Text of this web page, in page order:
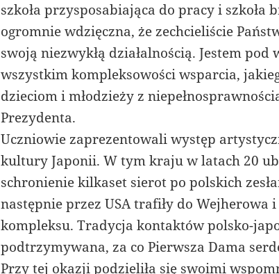
szkoła przysposabiająca do pracy i szkoła
ogromnie wdzięczna, że zechcieliście
swoją niezwykłą działalnością. Jestem
wszystkim kompleksowości wsparcia,
dzieciom i młodzieży z
Prezydenta.
Uczniowie zaprezentowali występ
kultury Japonii. W tym kraju w latach 20
schronienie kilkaset sierot po polskich
następnie przez USA trafiły do Wejherowa
kompleksu. Tradycja kontaktów polsko-
podtrzymywana, za co Pierwsza Dama
Przy tej okazji podzieliła się swoimi